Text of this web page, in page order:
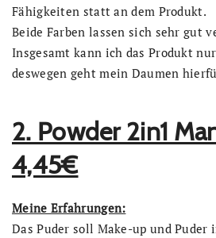
Fähigkeiten statt an dem Produkt.
Beide Farben lassen sich sehr gut
Insgesamt kann ich das Produkt
deswegen geht mein Daumen
2. Powder 2in1
4,45€
Meine Erfahrungen:
Das Puder soll Make-up und Puder